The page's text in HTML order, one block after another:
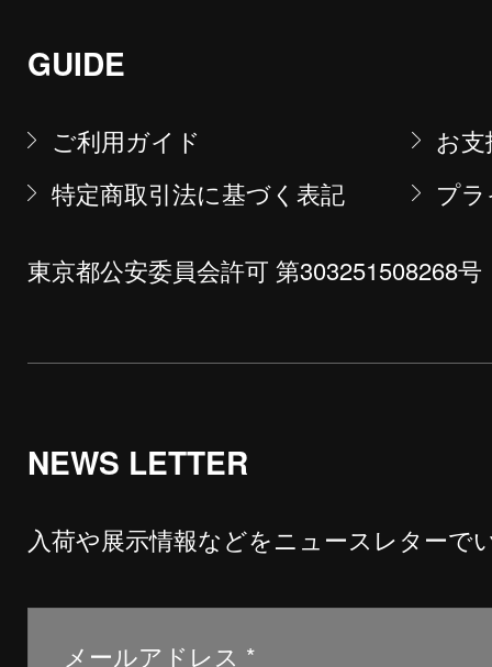
GUIDE
ご利用ガイド
お
特定商取引法に基づく表記
プ
東京都公安委員会許可 第303251508268号
NEWS LETTER
入荷や展示情報などをニュースレターで